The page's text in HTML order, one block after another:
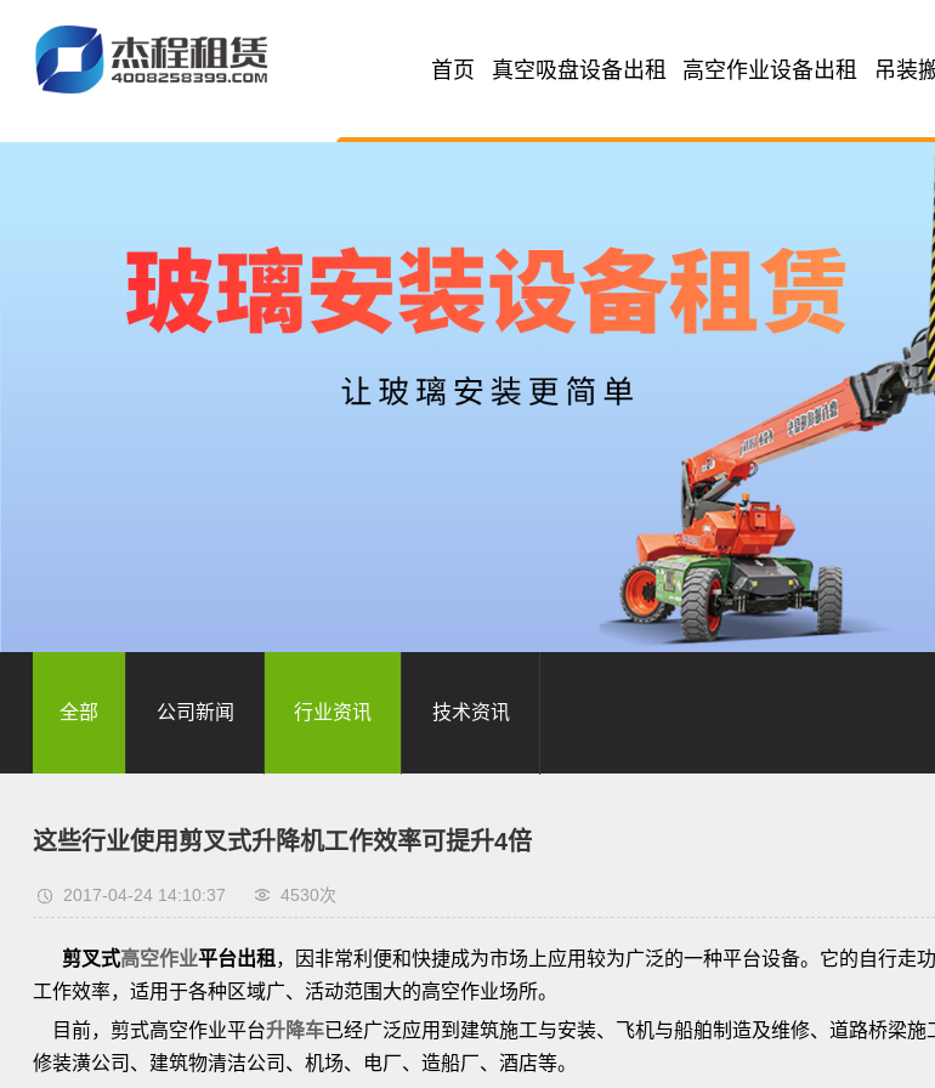
首页 真空吸盘设备出租 高空作业设备出租 吊装
全部 公司新闻 行业资讯 技术资讯
这些行业使用剪叉式升降机工作效率可提升4倍
2017-04-24 14:10:37 4530次
剪叉式高空作业平台出租 ，因非常利便和快捷成为市场上应用较为广泛的一种平台设备。它的自行
工作效率，适用于各种区域广、活动范围大的高空作业场所。
目前，剪式高空作业平台升降车已经广泛应用到建筑施工与安装、飞机与船舶制造及维修、道路桥梁
修装潢公司、建筑物清洁公司、机场、电厂、造船厂、酒店等。